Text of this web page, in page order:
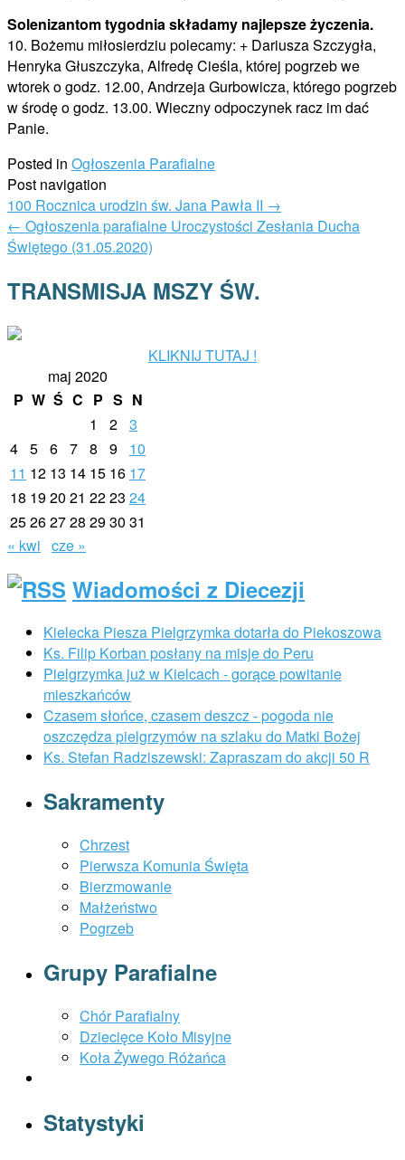
Solenizantom tygodnia składamy najlepsze życzenia.
10. Bożemu miłosierdziu polecamy: + Dariusza Szczygła,
Henryka Głuszczyka, Alfredę Cieśla, której pogrzeb we
wtorek o godz. 12.00, Andrzeja Gurbowicza, którego pogrzeb
w środę o godz. 13.00. Wieczny odpoczynek racz im dać
Panie.
Posted in Ogłoszenia Parafialne
Post navigation
100 Rocznica urodzin św. Jana Pawła II →
← Ogłoszenia parafialne Uroczystości Zesłania Ducha
Świętego (31.05.2020)
TRANSMISJA MSZY ŚW.
KLIKNIJ TUTAJ !
maj 2020
P W Ś C P S N
1
2 3
4 5 6 7 8 9
10
11 12 13 14 15 16 17
18 1920 21 2223 24
25262728 2930 31
« kwi cze »
Wiadomości z Diecezji
Kielecka Piesza Pielgrzymka dotarła do Piekoszowa
Ks. Filip Korban posłany na misje do Peru
Pielgrzymka już w Kielcach - gorące powitanie
mieszkańców
Czasem słońce, czasem deszcz - pogoda nie
oszczędza pielgrzymów na szlaku do Matki Bożej
Ks. Stefan Radziszewski: Zapraszam do akcji 50 R
Sakramenty
Chrzest
Pierwsza Komunia Święta
Bierzmowanie
Małżeństwo
Pogrzeb
Grupy Parafialne
Chór Parafialny
Dziecięce Koło Misyjne
Koła Żywego Różańca
Statystyki